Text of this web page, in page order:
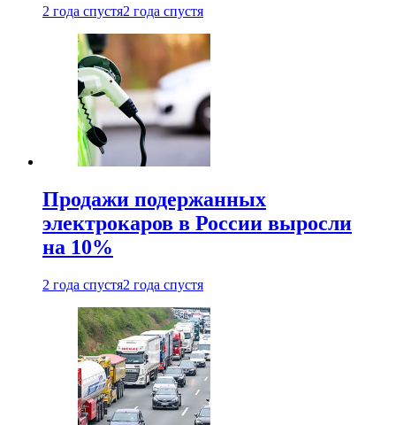
2 года спустя2 года спустя
Продажи подержанных
электрокаров в России выросли
на 10%
2 года спустя2 года спустя